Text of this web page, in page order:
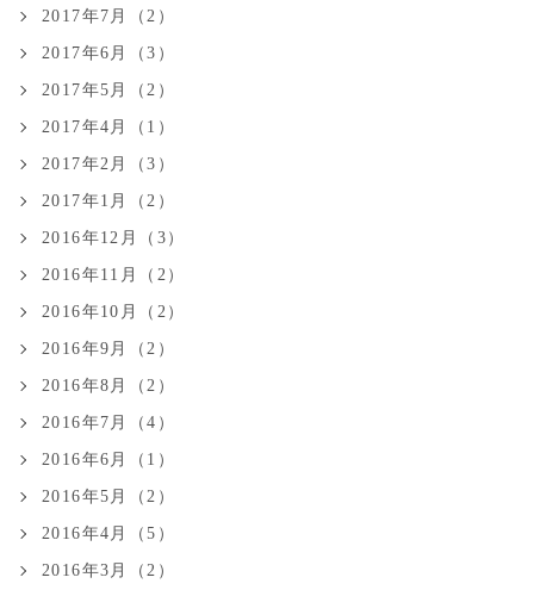
2017年7月（2）
2017年6月（3）
2017年5月（2）
2017年4月（1）
2017年2月（3）
2017年1月（2）
2016年12月（3）
2016年11月（2）
2016年10月（2）
2016年9月（2）
2016年8月（2）
2016年7月（4）
2016年6月（1）
2016年5月（2）
2016年4月（5）
2016年3月（2）